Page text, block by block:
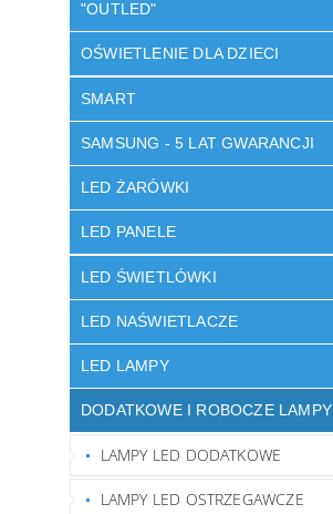
"OUTLED"
OŚWIETLENIE DLA DZIECI
SMART
SAMSUNG - 5 LAT GWARANCJI
LED ŻARÓWKI
LED PANELE
LED ŚWIETLÓWKI
LED NAŚWIETLACZE
LED LAMPY
DODATKOWE I ROBOCZE LAMPY
LAMPY LED DODATKOWE
LAMPY LED OSTRZEGAWCZE